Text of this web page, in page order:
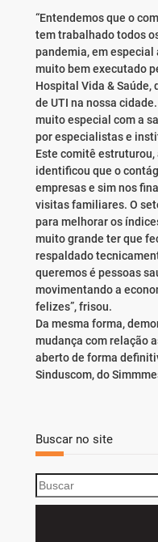
“Entendemos que o
tem trabalhado todos
pandemia, em especial
muito bem executado
Hospital Vida & Saúde,
de UTI na nossa
muito especial com a
por especialistas e
Este comitê
identificou que o
empresas e sim nos
visitas familiares. O
para melhorar os
muito grande ter que
respaldado
queremos é pessoas
movimentando a
felizes”, frisou.
Da mesma forma,
mudança com relação
aberto de forma
Sinduscom, do
Buscar no site
S
e